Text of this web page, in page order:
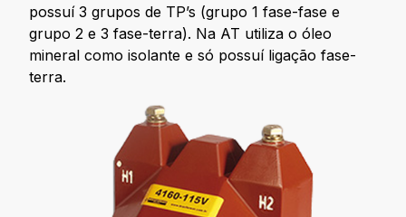
possuí 3 grupos de TP’s (grupo 1 fase-fase e
grupo 2 e 3 fase-terra). Na AT utiliza o óleo
mineral como isolante e só possuí ligação fase-
terra.